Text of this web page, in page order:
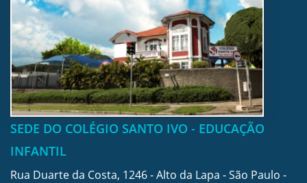
SEDE DO COLÉGIO SANTO IVO - EDUCAÇÃO
INFANTIL
Rua Duarte da Costa, 1246 - Alto da Lapa - São Paulo -